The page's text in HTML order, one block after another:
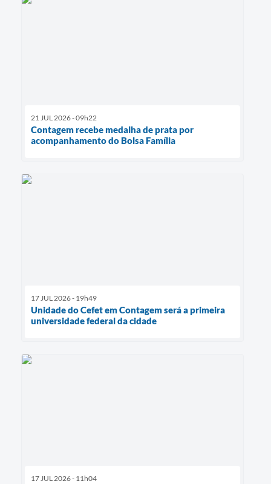
21 JUL 2026 - 09h22
Contagem recebe medalha de prata por
acompanhamento do Bolsa Família
17 JUL 2026 - 19h49
Unidade do Cefet em Contagem será a primeira
universidade federal da cidade
17 JUL 2026 - 11h04